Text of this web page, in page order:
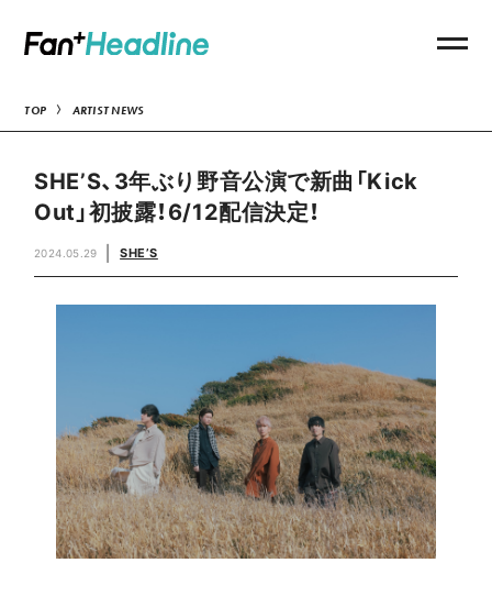
TOP ARTIST NEWS
SHE’S、3年ぶり野音公演で新曲「Kick
Out」初披露！6/12配信決定！
2024.05.29 SHE’S